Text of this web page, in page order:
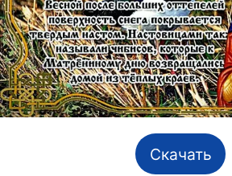
Скачать